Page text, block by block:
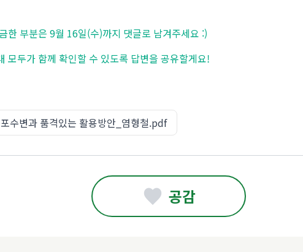
한 부분은 9월 16일(수)까지 댓글로 남겨주세요 :)
모두가 함께 확인할 수 있도록 답변을 공유할게요!
수변과 품격있는 활용방안_염형철.pdf
공감